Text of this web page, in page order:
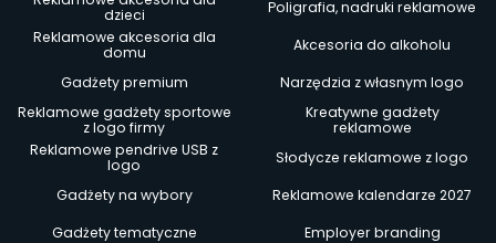
dzieci
Poligrafia, nadruki reklamowe
Reklamowe akcesoria dla
domu
Akcesoria do alkoholu
Gadżety premium
Narzędzia z własnym logo
Reklamowe gadżety sportowe
z logo firmy
Kreatywne gadżety
reklamowe
Reklamowe pendrive USB z
logo
Słodycze reklamowe z logo
Gadżety na wybory
Reklamowe kalendarze 2027
Gadżety tematyczne
Employer branding